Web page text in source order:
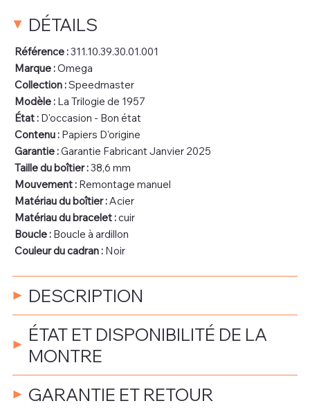
DÉTAILS
Référence :311.10.39.30.01.001
Marque :Omega
Collection :Speedmaster
Modèle :La Trilogie de 1957
État :D'occasion - Bon état
Contenu :Papiers D'origine
Garantie :Garantie Fabricant Janvier 2025
Taille du boîtier :38,6 mm
Mouvement :Remontage manuel
Matériau du boîtier :Acier
Matériau du bracelet :cuir
Boucle :Boucle à ardillon
Couleur du cadran :Noir
DESCRIPTION
ÉTAT ET DISPONIBILITÉ DE LA
MONTRE
GARANTIE ET RETOUR